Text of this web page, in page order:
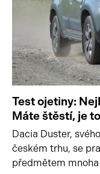
Test ojetiny:
Máte štěstí, je
Dacia Duster,
českém trhu, se
předmětem mnoha